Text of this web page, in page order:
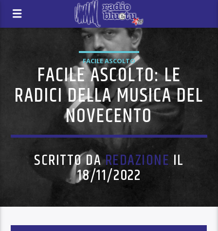
FACILE ASCOLTO
FACILE ASCOLTO: LE
RADICI DELLA MUSICA DEL
NOVECENTO
SCRITTO DAREDAZIONE IL
18/11/2022